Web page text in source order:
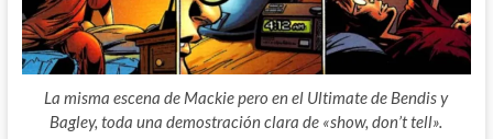
La misma escena de Mackie pero en el Ultimate de Bendis y
Bagley, toda una demostración clara de «show, don’t tell».